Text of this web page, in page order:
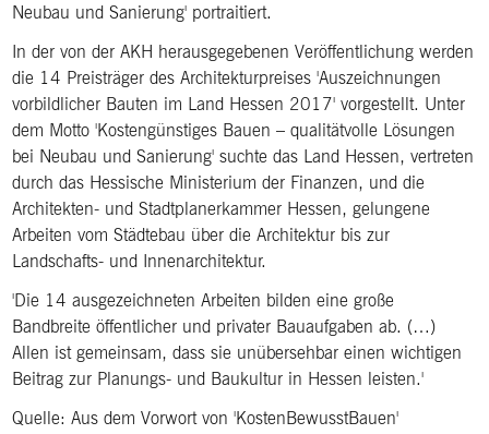
Neubau und Sanierung' portraitiert.
In der von der AKH herausgegebenen Veröffentlichung werden
die 14 Preisträger des Architekturpreises 'Auszeichnungen
vorbildlicher Bauten im Land Hessen 2017' vorgestellt. Unter
dem Motto 'Kostengünstiges Bauen – qualitätvolle Lösungen
bei Neubau und Sanierung' suchte das Land Hessen, vertreten
durch das Hessische Ministerium der Finanzen, und die
Architekten- und Stadtplanerkammer Hessen, gelungene
Arbeiten vom Städtebau über die Architektur bis zur
Landschafts- und Innenarchitektur.
'Die 14 ausgezeichneten Arbeiten bilden eine große
Bandbreite öffentlicher und privater Bauaufgaben ab. (…)
Allen ist gemeinsam, dass sie unübersehbar einen wichtigen
Beitrag zur Planungs- und Baukultur in Hessen leisten.'
Quelle: Aus dem Vorwort von 'KostenBewusstBauen'